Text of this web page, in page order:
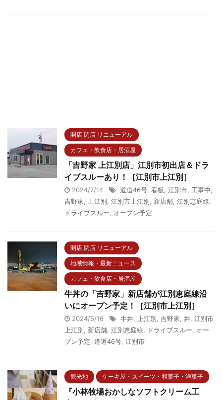
開店 閉店 リニューアル
カフェ・飲食店・居酒屋
「吉野家 上江別店」江別市初出店＆ドラ
イブスルーあり！［江別市上江別］
2024/7/14 道道46号, 看板, 江別市, 工事中,
吉野家, 上江別, 江別市上江別, 新店舗, 江別恵庭線,
ドライブスルー, オープン予定
開店 閉店 リニューアル
地域情報・最新ニュース
カフェ・飲食店・居酒屋
牛丼の「吉野家」新店舗が江別恵庭線沿
いにオープン予定！［江別市上江別］
2024/5/16 牛丼, 上江別, 吉野家, 丼, 江別市
上江別, 新店舗, 江別恵庭線, ドライブスルー, オー
プン予定, 道道46号, 江別市
観光地 ケーキ屋・スイーツ・和菓子・洋菓子
『小林牧場おかしなソフトクリーム工